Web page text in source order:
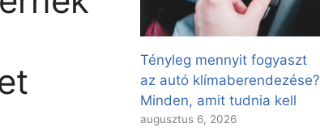
Tényleg mennyit fogyaszt
az autó klímaberendezése?
Minden, amit tudnia kell
augusztus 6, 2026